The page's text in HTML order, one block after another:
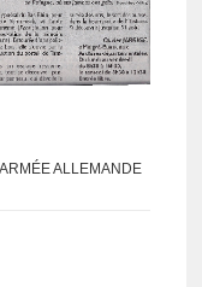
ALLE­MANDE